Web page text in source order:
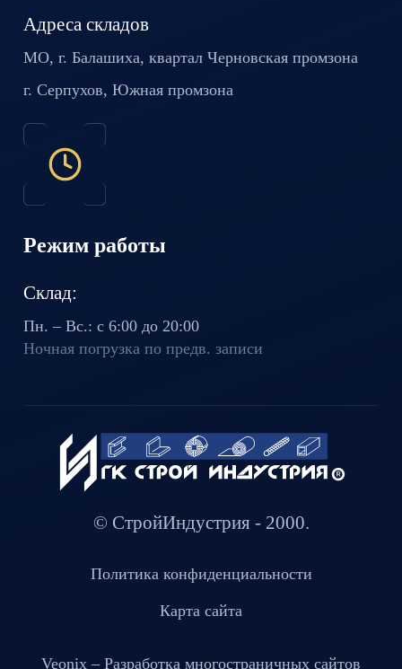
Адреса складов
МО, г. Балашиха, кварталЧерновская промзона
г. Серпухов, Южная промзона
Режим работы
Склад:
Пн. – Вс.: с 6:00 до 20:00
Ночная погрузка по предв. записи
© СтройИндустрия - 2000.
Политика конфиденциальности
Карта сайта
Veonix – Разработка многостраничных сайтов